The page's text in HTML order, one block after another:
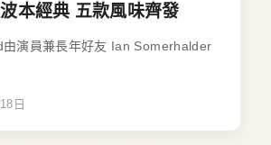
本經典 五款風味齊發
由演員兼長年好友 Ian Somerhalder
日